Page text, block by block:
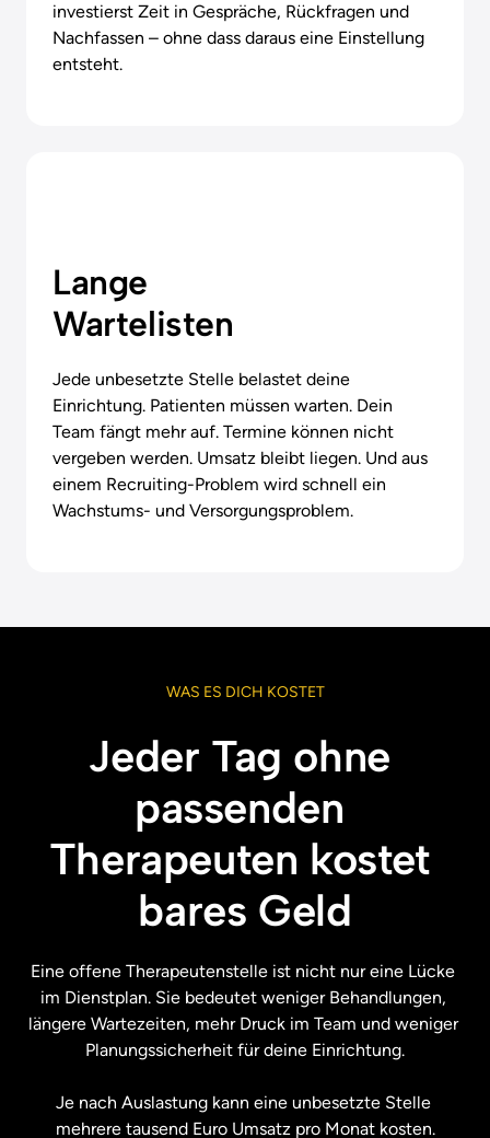
investierst Zeit in Gespräche, Rückfragen und
Nachfassen – ohne dass daraus eine Einstellung
entsteht.
Lange
Wartelisten
Jede unbesetzte Stelle belastet deine
Einrichtung. Patienten müssen warten. Dein
Team fängt mehr auf. Termine können nicht
vergeben werden. Umsatz bleibt liegen. Und aus
einem Recruiting-Problem wird schnell ein
Wachstums- und Versorgungsproblem.
WAS ES DICH KOSTET
Jeder Tag ohne
passenden
Therapeuten kostet
bares Geld
Eine offene Therapeutenstelle ist nicht nur eine Lücke
im Dienstplan. Sie bedeutet weniger Behandlungen,
längere Wartezeiten, mehr Druck im Team und weniger
Planungssicherheit für deine Einrichtung.
Je nach Auslastung kann eine unbesetzte Stelle
mehrere tausend Euro Umsatz pro Monat kosten.